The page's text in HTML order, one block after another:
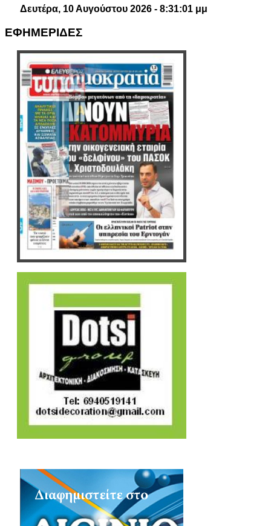
Δευτέρα, 10 Αυγούστου 2026 - 8:31:01 μμ
ΕΦΗΜΕΡΙΔΕΣ